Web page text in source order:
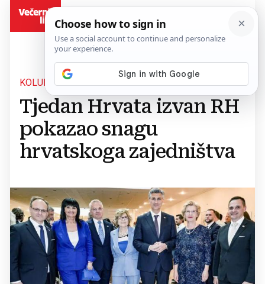
KOLUMNA JOZE PAVKOVIĆA
Tjedan Hrvata izvan RH
pokazao snagu
hrvatskoga zajedništva